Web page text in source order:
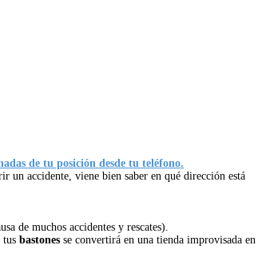
de tu posición desde tu teléfono.
un accidente, viene bien saber en qué dirección está
de muchos accidentes y rescates).
tus bastones se convertirá en una tienda improvisada en